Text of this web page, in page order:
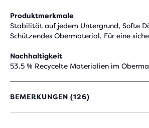
Produktmerkmale
Stabilität auf jedem Untergrund, Softe
Schützendes Obermaterial, Für eine
Nachhaltigkeit
53.5 % Recycelte Materialien im
BEMERKUNGEN (126)
4,3
VON